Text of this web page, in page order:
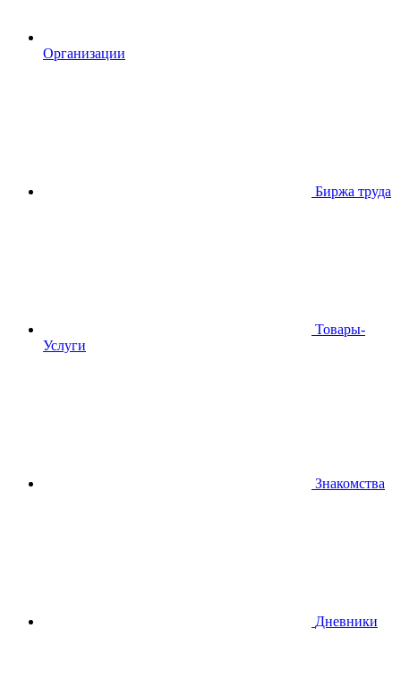
Организации
Биржа труда
Товары-
Услуги
Знакомства
Дневники